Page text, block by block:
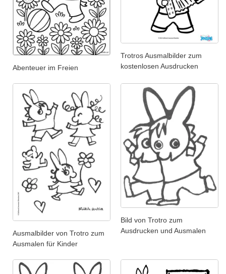
Abenteuer im Freien
Trotros Ausmalbilder zum
kostenlosen Ausdrucken
Ausmalbilder von Trotro zum
Ausmalen für Kinder
Bild von Trotro zum
Ausdrucken und Ausmalen